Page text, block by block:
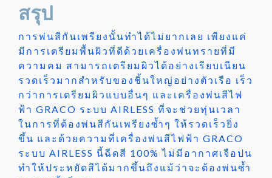
สรุป
การพ่นสีกันเพรียงนั้นทำได้ไม่ยากเลย เพียงแค่
มีการเตรียมพื้นผิวที่ดีด้วยเครื่องพ่นทรายที่มี
ความคม สามารถเตรียมผิวได้อย่างเรียบเนียน
รวดเร็วมากสำหรับของชิ้นใหญ่อย่างตัวเรือ เร็ว
กว่าการเตรียมผิวแบบอื่นๆ และเครื่องพ่นสีไฟ
ฟ้า GRACO ระบบ AIRLESS ที่จะช่วยทุ่นเวลา
ในการที่ต้องพ่นสีกันเพรียงซ้ำๆ ให้รวดเร็วยิ่ง
ขึ้น และด้วยความที่เครื่องพ่นสีไฟฟ้า GRACO
ระบบ AIRLESS นี้ฉีดสี 100% ไม่มีอากาศเจือปน
ทำให้ประหยัดสีได้มากขึ้นถึงแม้ว่าจะต้องพ่นซ้ำ